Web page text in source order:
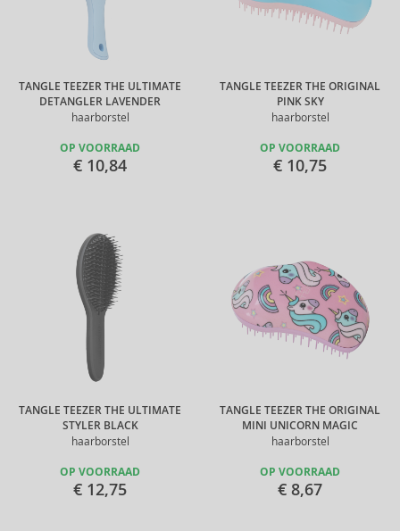
TANGLE TEEZER THE ULTIMATE
DETANGLER LAVENDER
haarborstel
OP VOORRAAD
€ 10,84
TANGLE TEEZER THE ORIGINAL
PINK SKY
haarborstel
OP VOORRAAD
€ 10,75
TANGLE TEEZER THE ULTIMATE
STYLER BLACK
haarborstel
OP VOORRAAD
€ 12,75
TANGLE TEEZER THE ORIGINAL
MINI UNICORN MAGIC
haarborstel
OP VOORRAAD
€ 8,67